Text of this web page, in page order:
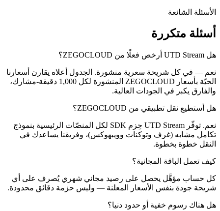
الأسئلة الشائعة
أسئلة متكررة
هل UTD Stream أرخص فعلًا من ZEGOCLOUD؟
نعم — في كل شريحة سعرية منشورة. الجدول أعلاه يقارن أسعارنا
الحيّة بأسعار ZEGOCLOUD المنشورة لكل 1,000 دقيقة-مشارك،
والفارق يكبر في الجودات العالية.
هل أستطيع نقل تطبيقي من ZEGOCLOUD؟
نعم. توفّر UTD Stream حِزم SDK لكل المنصّات الرئيسية بنموذج
تكامل مشابه (غرف وتوكنات وويبهوكس)، وفريقنا يساعدك في
النقل خطوة بخطوة.
كيف تعمل الباقة المجانية؟
كل حساب مؤهَّل يحصل على رصيد مجاني شهري يُصرف على أي
شريحة جودة بنفس الأسعار المعلنة — وليس حزمة دقائق محدودة.
هل هناك رسوم خفية أو حدود دنيا؟